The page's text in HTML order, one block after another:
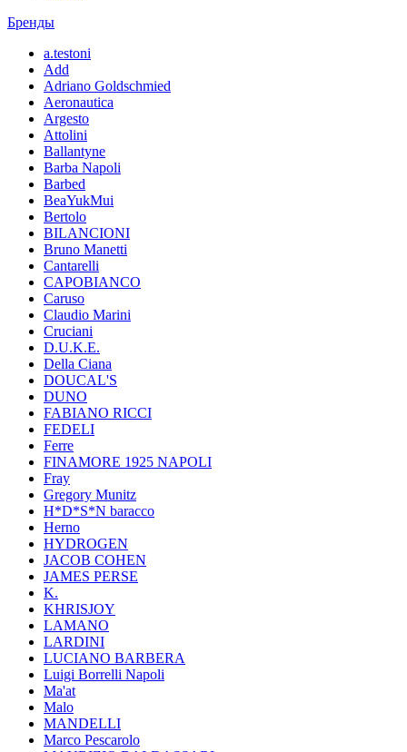
Бренды
a.testoni
Add
Adriano Goldschmied
Aeronautica
Argesto
Attolini
Ballantyne
Barba Napoli
Barbed
BeaYukMui
Bertolo
BILANCIONI
Bruno Manetti
Cantarelli
CAPOBIANCO
Caruso
Claudio Marini
Cruciani
D.U.K.E.
Della Ciana
DOUCAL'S
DUNO
FABIANO RICCI
FEDELI
Ferre
FINAMORE 1925 NAPOLI
Fray
Gregory Munitz
H*D*S*N baracco
Herno
HYDROGEN
JACOB COHEN
JAMES PERSE
K.
KHRISJOY
LAMANO
LARDINI
LUCIANO BARBERA
Luigi Borrelli Napoli
Ma'at
Malo
MANDELLI
Marco Pescarolo